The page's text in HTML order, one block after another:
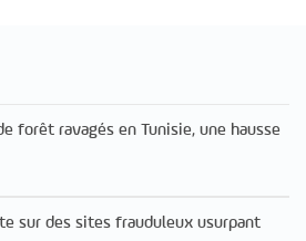
forêt ravagés en Tunisie, une hausse
sur des sites frauduleux usurpant